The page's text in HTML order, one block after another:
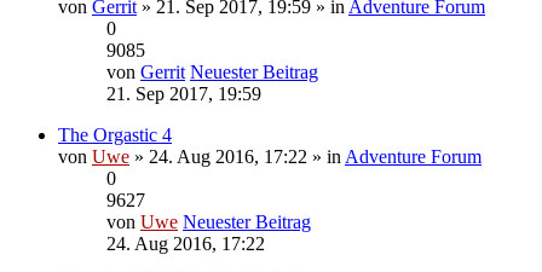
von Gerrit » 21. Sep 2017, 19:59 » in Adventure Forum
0
9085
von Gerrit Neuester Beitrag
21. Sep 2017, 19:59
The Orgastic 4
von Uwe » 24. Aug 2016, 17:22 » in Adventure Forum
0
9627
von Uwe Neuester Beitrag
24. Aug 2016, 17:22